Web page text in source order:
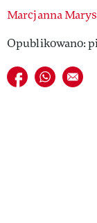
Marcjanna
Opublikowano:
Udostępnij na
Udostępnij
E-mail